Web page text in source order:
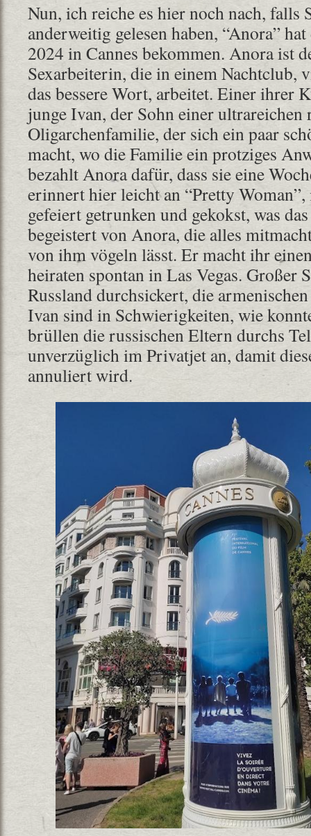
Nun, ich reiche es hier noch nach, falls
anderweitig gelesen haben, “Anora”
2024 in Cannes bekommen. Anora ist
Sexarbeiterin, die in einem Nachtclub,
das bessere Wort, arbeitet. Einer ihrer
junge Ivan, der Sohn einer ultrareichen
Oligarchenfamilie, der sich ein paar
macht, wo die Familie ein protziges
bezahlt Anora dafür, dass sie eine
erinnert hier leicht an “Pretty
gefeiert getrunken und gekokst, was
begeistert von Anora, die alles
von ihm vögeln lässt. Er macht ihr
heiraten spontan in Las Vegas. Großer
Russland durchsickert, die
Ivan sind in Schwierigkeiten, wie
brüllen die russischen Eltern durchs
unverzüglich im Privatjet an, damit
annuliert wird.